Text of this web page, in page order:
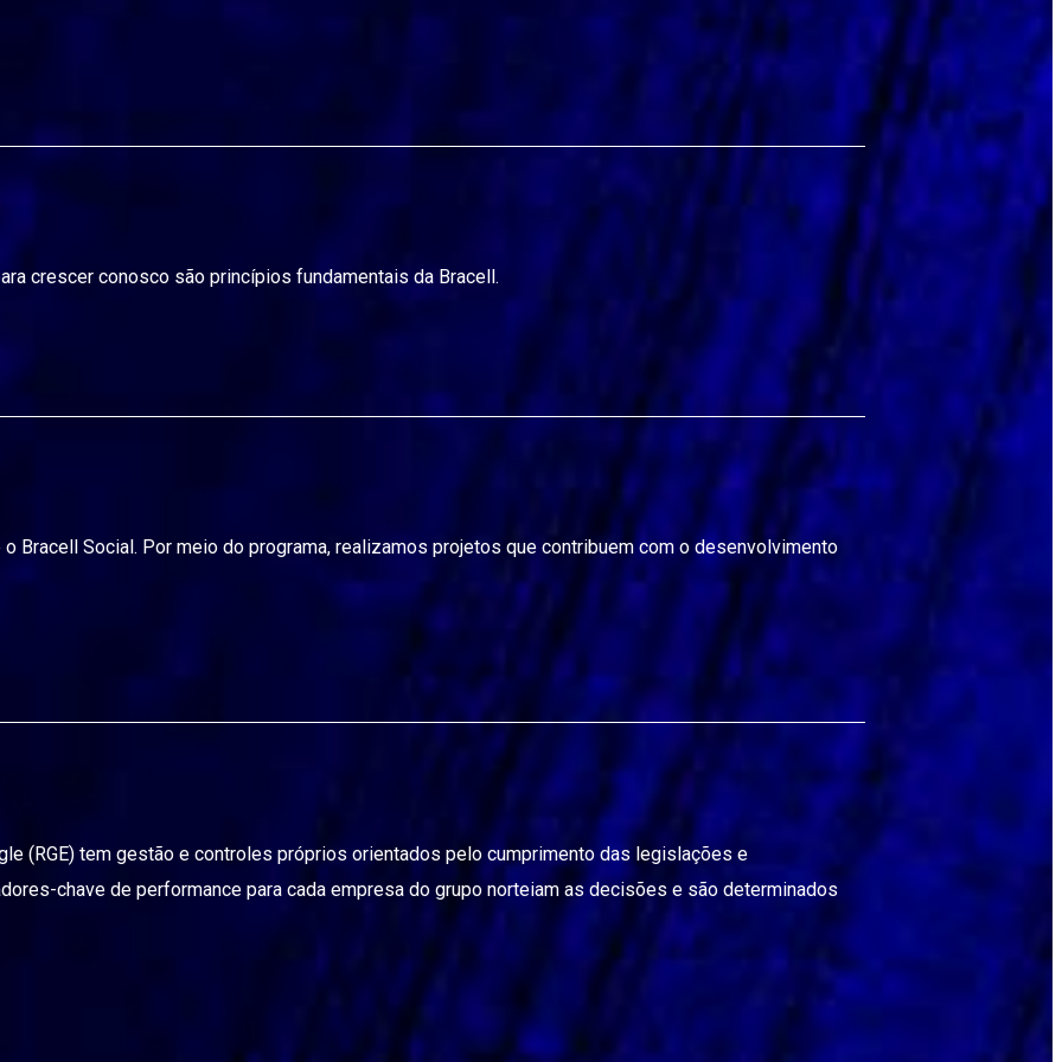
crescer conosco são princípios fundamentais da Bracell.
Bracell Social. Por meio do programa, realizamos projetos que contribuem com o desenvolvimento
(RGE) tem gestão e controles próprios orientados pelo cumprimento das legislações e
chave de performance para cada empresa do grupo norteiam as decisões e são determinados